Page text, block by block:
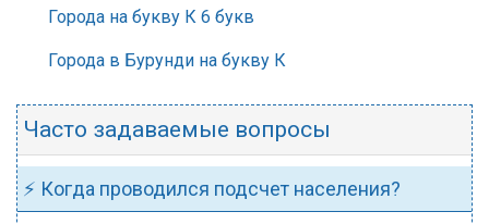
Города на букву К 6 букв
Города в Бурунди на букву К
Часто задаваемые вопросы
⚡ Когда проводился подсчет населения?